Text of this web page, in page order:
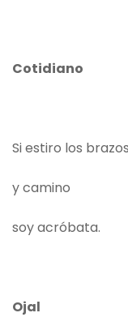
Cotidiano
Si estiro los brazos
y camino
soy acróbata.
Ojal